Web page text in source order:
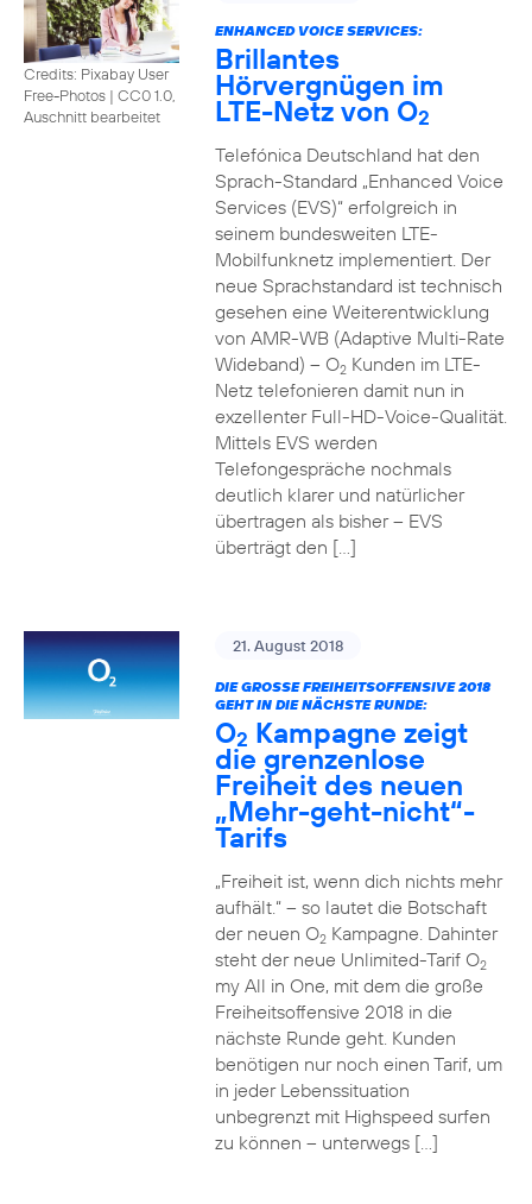
Credits: Pixabay User
Free-Photos | CC0 1.0,
Auschnitt bearbeitet
ENHANCED VOICE SERVICES:
Brillantes
Hörvergnügen im
LTE-Netz von O2
Telefónica Deutschland hat den
Sprach-Standard „Enhanced Voice
Services (EVS)“ erfolgreich in
seinem bundesweiten LTE-
Mobilfunknetz implementiert. Der
neue Sprachstandard ist technisch
gesehen eine Weiterentwicklung
von AMR-WB (Adaptive Multi-Rate
Wideband) – O2Kunden im LTE-
Netz telefonieren damit nun in
exzellenter Full-HD-Voice-Qualität.
Mittels EVS werden
Telefongespräche nochmals
deutlich klarer und natürlicher
übertragen als bisher – EVS
überträgt den […]
21. August 2018
DIE GROSSE FREIHEITSOFFENSIVE 2018 G
EHT IN DIE NÄCHSTE RUNDE:
O2 Kampagne zeigt
die grenzenlose
Freiheit des neuen
„Mehr-geht-nicht“-
Tarifs
„Freiheit ist, wenn dich nichts mehr
aufhält.“ – so lautet die Botschaft
der neuen O2Kampagne. Dahinter
steht der neue Unlimited-Tarif O2
my All in One, mit dem die große
Freiheitsoffensive 2018 in die
nächste Runde geht. Kunden
benötigen nur noch einen Tarif, um
in jeder Lebenssituation
unbegrenzt mit Highspeed surfen
zu können – unterwegs […]